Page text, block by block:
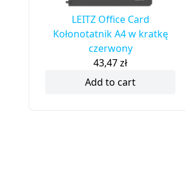
LEITZ Office Card
Kołonotatnik A4 w kratkę
czerwony
43,47zł
Add to cart